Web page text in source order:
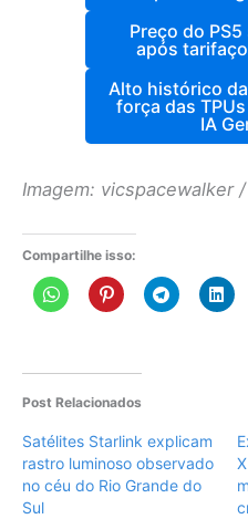
Preço do
após
Alto histórico
força das
IA
Imagem: vicspacewalker
Compartilhe isso:
Post Relacionados
Satélites Starlink explicam
rastro luminoso observado
no céu do Rio Grande do
Sul